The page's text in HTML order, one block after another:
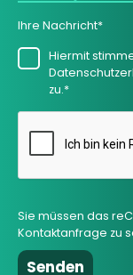
Ihre Nachricht*
Hiermit
zu.*
Sie müssen das
Kontaktanfrage zu